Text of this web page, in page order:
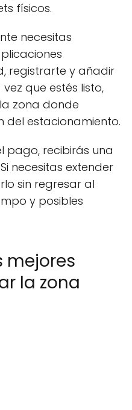
físicos.
necesitas
registrarte y añadir
que estés listo,
zona donde
estacionamiento.
pago, recibirás una
necesitas extender
sin regresar al
y posibles
mejores
la zona